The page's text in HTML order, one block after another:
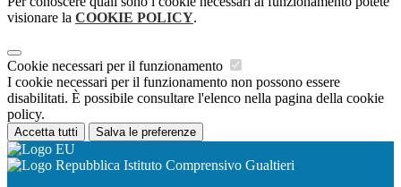
visionare la COOKIE POLICY.
Cookie necessari per il funzionamento
I cookie necessari per il funzionamento non possono essere
disabilitati. È possibile consultare l'elenco nella pagina della cookie
policy.
Accetta tutti Salva le preferenze
Istituto Comprensivo Gualtieri